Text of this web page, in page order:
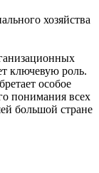
хозяйства
ключевую роль.
особое
понимания всех
большой стране